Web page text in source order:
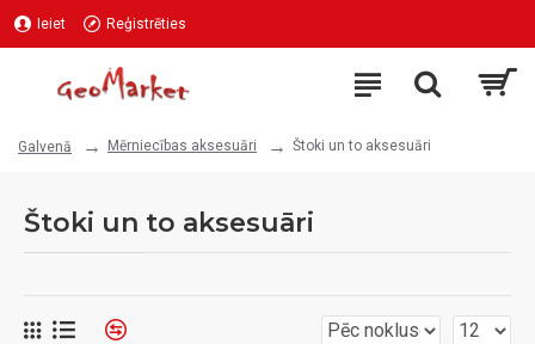
Ieiet Reģistrēties
Galvenā Mērniecības aksesuāri Štoki un to aksesuāri
Štoki un to aksesuāri